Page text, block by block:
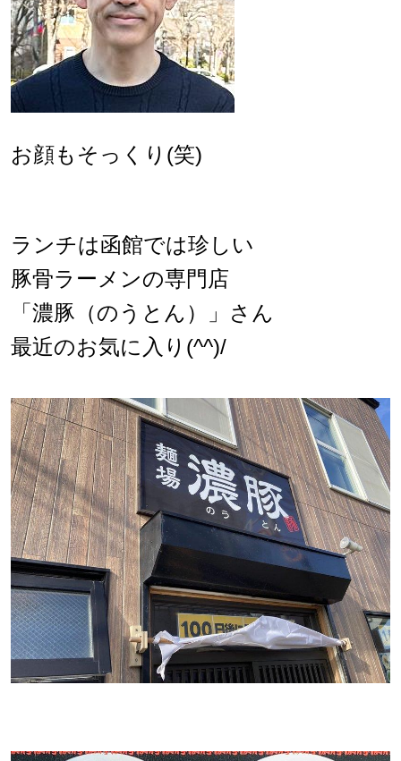
お顔もそっくり(笑)
ランチは函館では珍しい
豚骨ラーメンの専門店
「濃豚（のうとん）」さん
最近のお気に入り(^^)/